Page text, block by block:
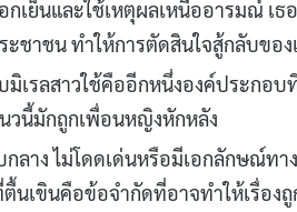
เย็นและใช้เหตุผลเหนืออารมณ์ เ
ะชาชน ทำให้การตัดสินใจสู้กลับขอ
เรลสาวใช้คืออีกหนึ่งองค์ประกอ
วนี้มักถูกเพื่อนหญิงหักหลัง
ลาง ไม่โดดเด่นหรือมีเอกลักษณ์ท
นเขินคือข้อจำกัดที่อาจทำให้เรื่อง